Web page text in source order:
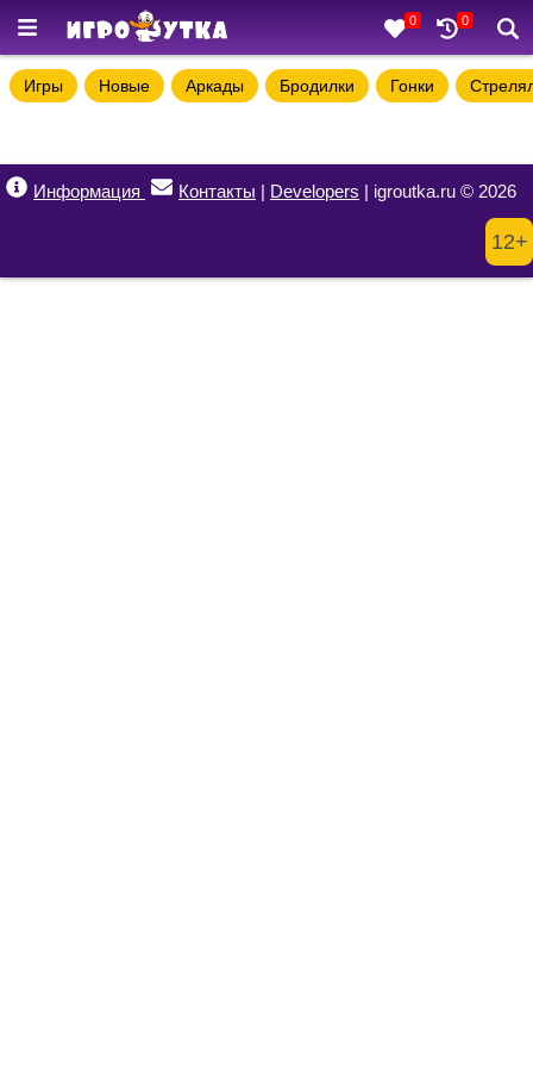
0 0
Игры Новые Аркады Бродилки Гонки
Информация Контакты | Developers | igroutka.ru © 2026
12+